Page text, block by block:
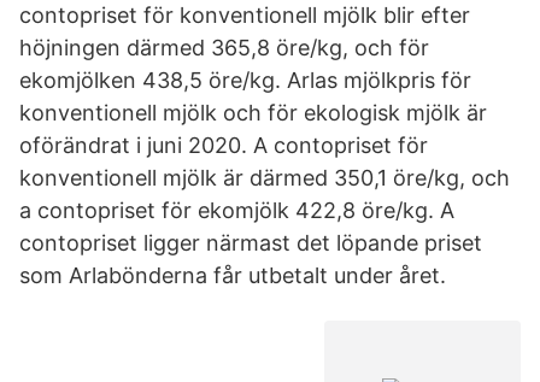
contopriset för konventionell mjölk blir efter
höjningen därmed 365,8 öre/kg, och för
ekomjölken 438,5 öre/kg. Arlas mjölkpris för
konventionell mjölk och för ekologisk mjölk är
oförändrat i juni 2020. A contopriset för
konventionell mjölk är därmed 350,1 öre/kg, och
a contopriset för ekomjölk 422,8 öre/kg. A
contopriset ligger närmast det löpande priset
som Arlabönderna får utbetalt under året.